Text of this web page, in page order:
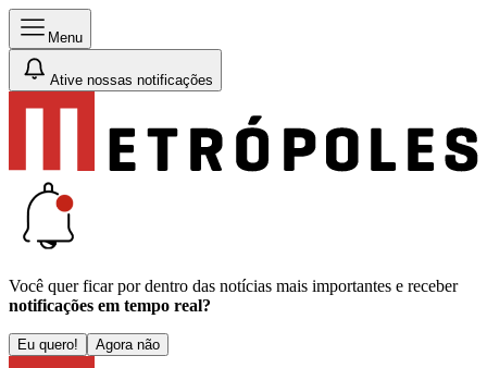
Menu
Ative nossas notificações
Você quer ficar por dentro das notícias mais importantes e receber
notificações em tempo real?
Eu quero! Agora não